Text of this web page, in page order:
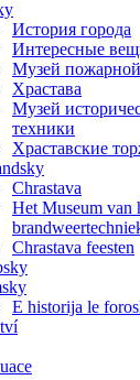
История города
Интересные
Музей
Храстава
Музей
техники
Храставские
Chrastava
Het Museum van
Chrastava feesten
E historija le